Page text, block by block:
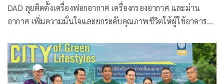
DAD ลุยติดตั้งเครื่องฟอกอากาศ เครื่องกรองอากาศ และม่าน
อากาศ เพิ่มความมั่นใจและยกระดับคุณภาพชีวิตให้ผู้ใช้อาคาร
สร้างคุณภาพชีวิตที่ดีอย่างยั่งยืน